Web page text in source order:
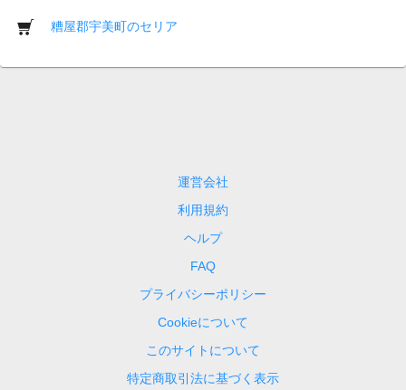
糟屋郡宇美町のセリア
運営会社
利用規約
ヘルプ
FAQ
プライバシーポリシー
Cookieについて
このサイトについて
特定商取引法に基づく表示